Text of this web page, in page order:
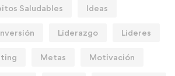
Saludables Ideas
Liderazgo Lideres
Metas Motivación